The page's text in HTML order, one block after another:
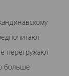
перегружают
больше